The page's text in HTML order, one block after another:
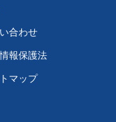
合わせ
報保護法
マップ